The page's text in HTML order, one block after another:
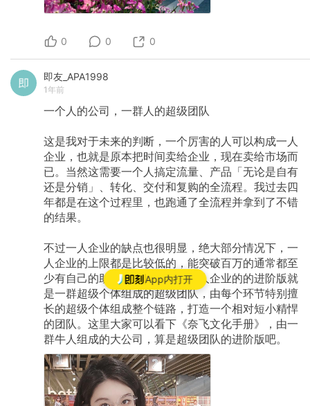
App内打开
0 0 0
即友_APA1998
1年前
一个人的公司，一群人的超级团队
这是我对于未来的判断，一个厉害的人可以构成一人
企业，也就是原本把时间卖给企业，现在卖给市场而
已。当然这需要一个人搞定流量、产品「无论是自有
还是分销」、转化、交付和复购的全流程。我过去四
年都是在这个过程里，也跑通了全流程并拿到了不错
的结果。
不过一人企业的缺点也很明显，绝大部分情况下，一
人企业的上限都是比较低的，能突破百万的通常都至
少有自己的助理团队了。所以一人企业的的进阶版就
是一群超级个体组成的超级团队，由每个环节特别擅
长的超级个体组成整个链路，打造一个相对短小精悍
的团队。这里大家可以看下《奈飞文化手册》，由一
群牛人组成的大公司，算是超级团队的进阶版吧。